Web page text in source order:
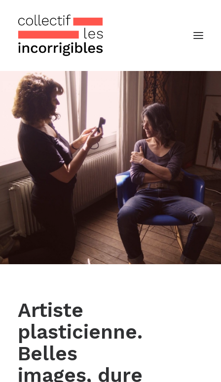
Accueil
Le collectif
Nos actualités
Notre « Incolettre » mensuelle
Artiste
plasticienne.
Belles
images, dure